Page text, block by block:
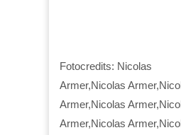
Fotocredits: Nicolas
Armer,Nicolas
Armer,Nicolas
Armer,Nicolas